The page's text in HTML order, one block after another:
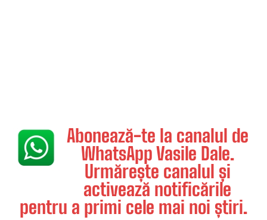
Abonează-te la canalul de
WhatsApp Vasile Dale.
Urmărește canalul și
activează notificările
pentru a primi cele mai noi știri.